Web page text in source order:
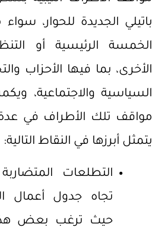
باتيلي الجديدة للحوار،
الخمسة الرئيسية أو
الأخرى، بما فيها الأحزاب
السياسية والاجتماعية،
مواقف تلك الأطراف في عدة
يتمثل أبرزها في النقاط التالية:
التطلعات
تجاه جدول أعمال
حيث ترغب بعض